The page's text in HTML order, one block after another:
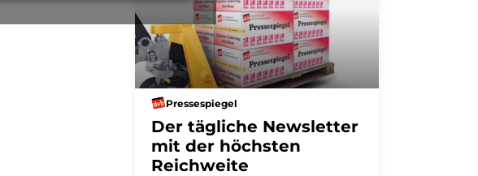
Pressespiegel
Der tägliche Newsletter
mit der höchsten
Reichweite